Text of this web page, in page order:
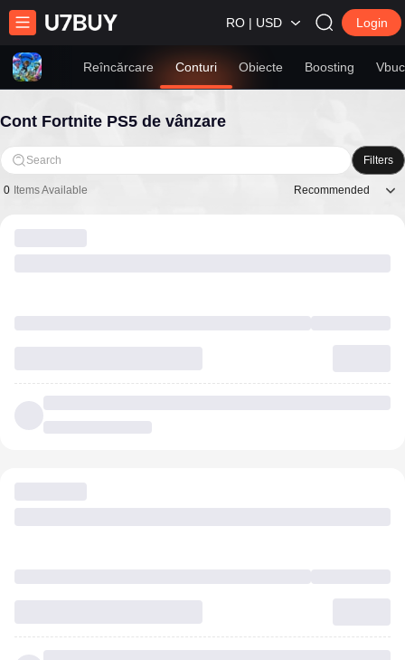
RO | USD Login
Reîncărcare Conturi Obiecte Boosting
Cont Fortnite PS5 de vânzare
Search Filters
0 Items Available Recommended